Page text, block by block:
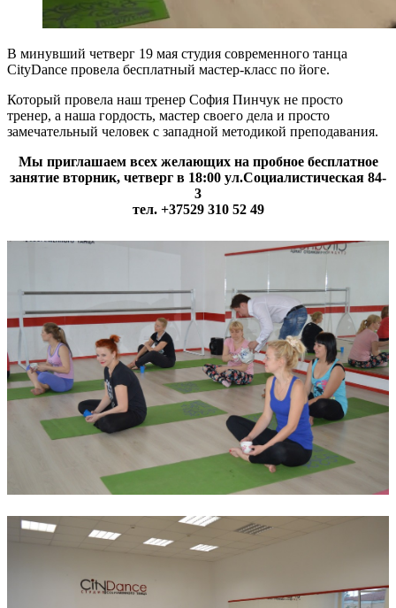
В минувший четверг 19 мая студия современного танца
CityDance провела бесплатный мастер-класс по йоге.
Который провела наш тренер София Пинчук не просто
тренер, а наша гордость, мастер своего дела и просто
замечательный человек с западной методикой преподавания.
Мы приглашаем всех желающих на пробное бесплатное
занятие вторник, четверг в 18:00 ул.Социалистическая 84-
3
тел. +37529 310 52 49